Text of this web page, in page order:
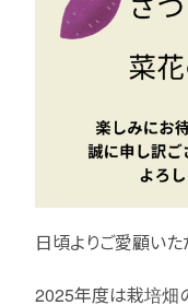
日頃よりご愛顧いた
2025年度は栽培畑